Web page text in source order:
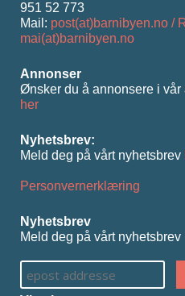
951 52 773
Mail: post(at)barnibyen.no /
mai(at)barnibyen.no
Annonser
Ønsker du å annonsere i vår
her
Nyhetsbrev:
Meld deg på vårt nyhetsbrev
Personvernerklæring
Nyhetsbrev
Meld deg på vårt nyhetsbrev